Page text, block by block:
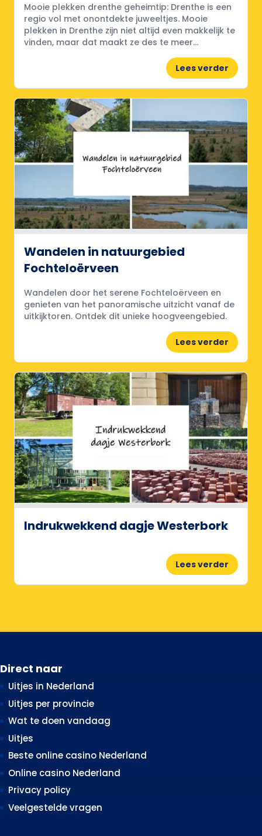
Mooie plekken drenthe geheimtip: Drenthe is een
regio vol met onontdekte juweeltjes. Mooie
plekken in Drenthe zijn niet altijd even makkelijk te
vinden, maar dat maakt ze des te meer...
Lees verder
Wandelen in natuurgebied
Fochteloërveen
Wandelen door het serene Fochteloërveen en
genieten van het panoramische uitzicht vanaf de
uitkijktoren. Ontdek dit unieke hoogveengebied.
Lees verder
Indrukwekkend dagje Westerbork
Lees verder
Direct naar
Uitjes in Nederland
Uitjes per provincie
Wat te doen vandaag
Uitjes
Beste online casino Nederland
Online casino Nederland
Privacy policy
Veelgestelde vragen